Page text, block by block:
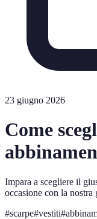
23 giugno 2026
Come
Impara a scegliere il
occasione con la
#scarpe#vestiti#